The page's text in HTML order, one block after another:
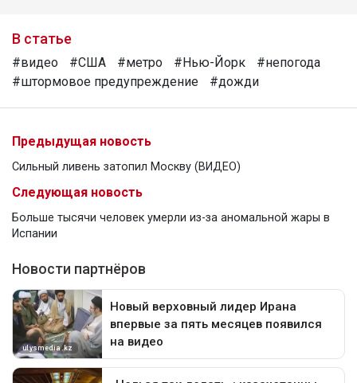
В статье
#видео #США #метро #Нью-Йорк
#непогода
#штормовое предупреждение
#дожди
Предыдущая новость
Сильный ливень затопил Москву (ВИДЕО)
Следующая новость
Больше тысячи человек умерли из-за аномальной жары в
Испании